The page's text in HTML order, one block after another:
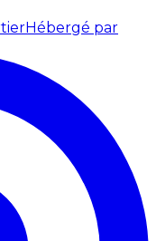
Hébergé par